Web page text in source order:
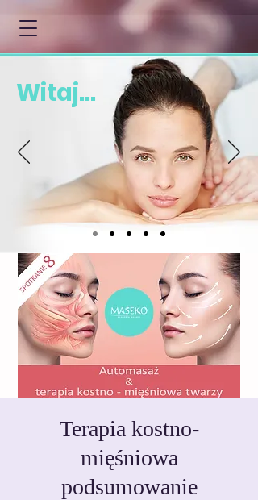
Witaj...
Terapia kostno-
mięśniowa
podsumowanie